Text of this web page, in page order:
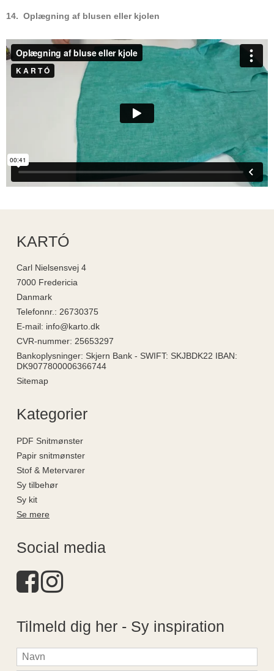
14. Oplægning af blusen eller kjolen
KARTÓ
Carl Nielsensvej 4
7000 Fredericia
Danmark
Telefonnr.: 26730375
E-mail: info@karto.dk
CVR-nummer: 25653297
Bankoplysninger: Skjern Bank - SWIFT: SKJBDK22 IBAN:
DK9077800006366744
Sitemap
Kategorier
PDF Snitmønster
Papir snitmønster
Stof & Metervarer
Sy tilbehør
Sy kit
Se mere
Social media
Tilmeld dig her - Sy inspiration